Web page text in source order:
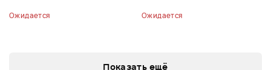
Ожидается Ожидается
Показать ещё